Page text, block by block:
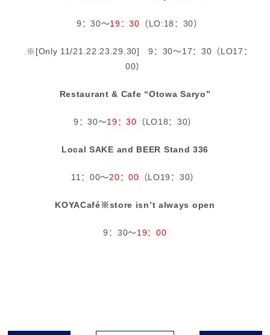
9：30～19：30 （LO:18：30）
※[Only 11/21.22.23.29.30] 9：30～17：30（LO17：
00）
Restaurant & Cafe “Otowa Saryo”
9：30～19：30 （LO18：30）
Local SAKE and BEER Stand 336
11：00～20：00 （LO19：30）
KOYACafé※store isn’t always open
9：30～19：00